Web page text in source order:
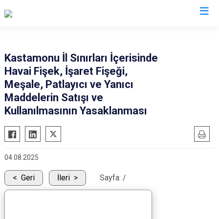
Abana
Ağlı
Araç
Bozkurt
Çatalzeytin
Cide
Daday
Hanönü
İnebolu
Taşköprü
Kastamonu İl Sınırları İçerisinde
Havai Fişek, İşaret Fişeği,
Meşale, Patlayıcı ve Yanıcı
Maddelerin Satışı ve
Kullanılmasının Yasaklanması
04.08.2025
Geri İleri Sayfa: /